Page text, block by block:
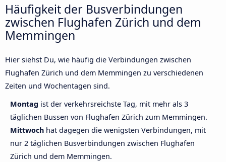
Häufigkeit der Busverbindungen
zwischen Flughafen Zürich und dem
Memmingen
Hier siehst Du, wie häufig die Verbindungen zwischen
Flughafen Zürich und dem Memmingen zu verschiedenen
Zeiten und Wochentagen sind.
Montag ist der verkehrsreichste Tag, mit mehr als 3
täglichen Bussen von Flughafen Zürich zum Memmingen.
Mittwoch hat dagegen die wenigsten Verbindungen, mit
nur 2 täglichen Busverbindungen zwischen Flughafen
Zürich und dem Memmingen.